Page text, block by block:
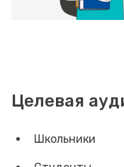
Целевая
Школьники